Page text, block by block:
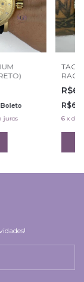
Boleto
juros
TAG
6 x de